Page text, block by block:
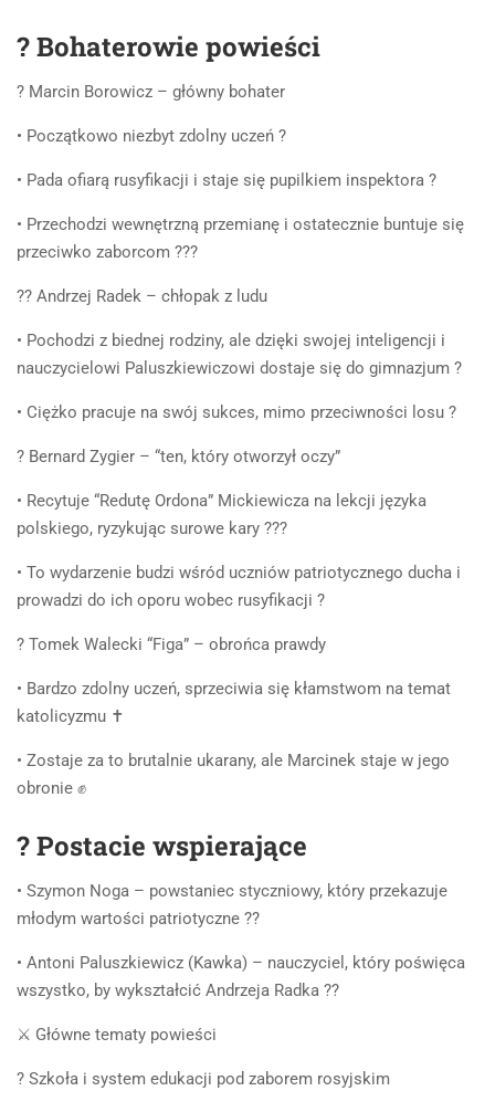
? Bohaterowie powieści
? Marcin Borowicz – główny bohater
• Początkowo niezbyt zdolny uczeń ?
• Pada ofiarą rusyfikacji i staje się pupilkiem inspektora ?
• Przechodzi wewnętrzną przemianę i ostatecznie buntuje się
przeciwko zaborcom ???
?‍? Andrzej Radek – chłopak z ludu
• Pochodzi z biednej rodziny, ale dzięki swojej inteligencji i
nauczycielowi Paluszkiewiczowi dostaje się do gimnazjum ?
• Ciężko pracuje na swój sukces, mimo przeciwności losu ?
? Bernard Zygier – “ten, który otworzył oczy”
• Recytuje “Redutę Ordona” Mickiewicza na lekcji języka
polskiego, ryzykując surowe kary ???
• To wydarzenie budzi wśród uczniów patriotycznego ducha i
prowadzi do ich oporu wobec rusyfikacji ?
? Tomek Walecki “Figa” – obrońca prawdy
• Bardzo zdolny uczeń, sprzeciwia się kłamstwom na temat
katolicyzmu ✝️
• Zostaje za to brutalnie ukarany, ale Marcinek staje w jego
obronie ✊
? Postacie wspierające
• Szymon Noga – powstaniec styczniowy, który przekazuje
młodym wartości patriotyczne ??
• Antoni Paluszkiewicz (Kawka) – nauczyciel, który poświęca
wszystko, by wykształcić Andrzeja Radka ?‍?
⚔️ Główne tematy powieści
? Szkoła i system edukacji pod zaborem rosyjskim